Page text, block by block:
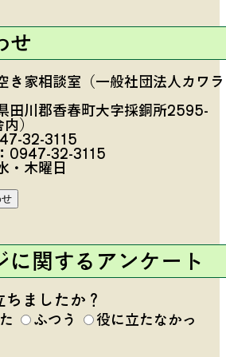
せ
き家相談室（一般社団法人カワラ
田川郡香春町大字採銅所2595-
）
32-3115
0947-32-3115
・木曜日
に関するアンケート
ましたか？
ふつう
役に立たなかっ